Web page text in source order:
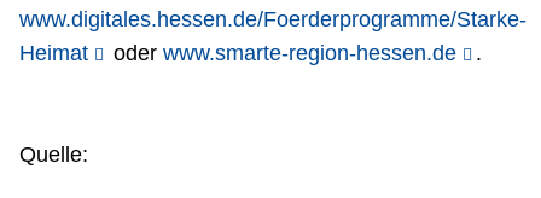
www.digitales.hessen.de/Foerderprogramme/Starke-
Heimat
oder www.smarte-region-hessen.de .
Quelle: